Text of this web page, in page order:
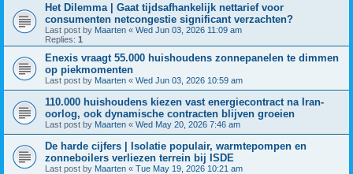
Het Dilemma | Gaat tijdsafhankelijk nettarief voor
consumenten netcongestie significant verzachten?
Last post by Maarten « Wed Jun 03, 2026 11:09 am
Replies: 1
Enexis vraagt 55.000 huishoudens zonnepanelen te dimmen
op piekmomenten
Last post by Maarten « Wed Jun 03, 2026 10:59 am
110.000 huishoudens kiezen vast energiecontract na Iran-
oorlog, ook dynamische contracten blijven groeien
Last post by Maarten « Wed May 20, 2026 7:46 am
De harde cijfers | Isolatie populair, warmtepompen en
zonneboilers verliezen terrein bij ISDE
Last post by Maarten « Tue May 19, 2026 10:21 am